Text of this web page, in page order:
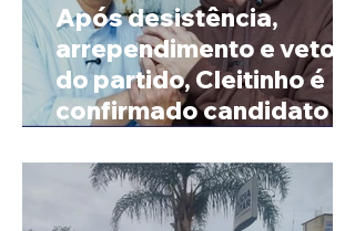
Após desistência,
arrependimento e veto
do partido, Cleitinho é
confirmado candidato ao